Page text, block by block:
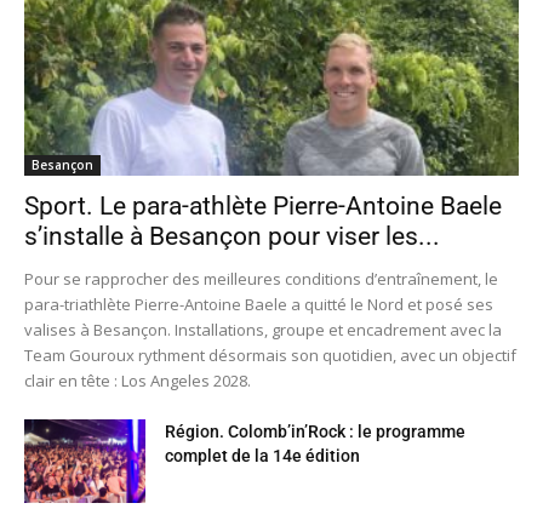
Besançon
Sport. Le para-athlète Pierre-Antoine Baele
s’installe à Besançon pour viser les...
Pour se rapprocher des meilleures conditions d’entraînement, le
para-triathlète Pierre-Antoine Baele a quitté le Nord et posé ses
valises à Besançon. Installations, groupe et encadrement avec la
Team Gouroux rythment désormais son quotidien, avec un objectif
clair en tête : Los Angeles 2028.
Région. Colomb’in’Rock : le programme
complet de la 14e édition